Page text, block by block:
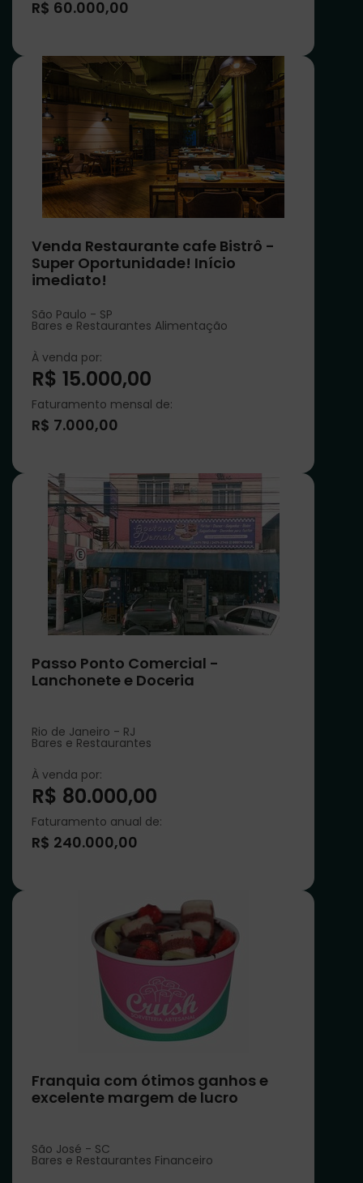
R$ 60.000,00
Venda Restaurante cafe Bistrô -
Super Oportunidade! Início
imediato!
São Paulo - SP
Bares e Restaurantes Alimentação
À venda por:
R$ 15.000,00
Faturamento mensal de:
R$ 7.000,00
Passo Ponto Comercial -
Lanchonete e Doceria
Rio de Janeiro - RJ
Bares e Restaurantes
À venda por:
R$ 80.000,00
Faturamento anual de:
R$ 240.000,00
Franquia com ótimos ganhos e
excelente margem de lucro
São José - SC
Bares e Restaurantes Financeiro